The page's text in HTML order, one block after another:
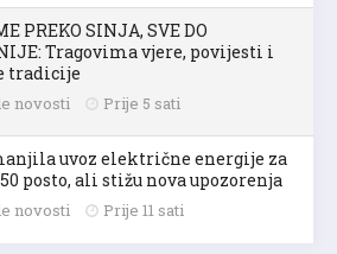
PREKO SINJA, SVE DO
Tragovima vjere, povijesti i
tradicije
novosti Prije 5 sati
uvoz električne energije za
posto, ali stižu nova upozorenja
novosti Prije 11 sati